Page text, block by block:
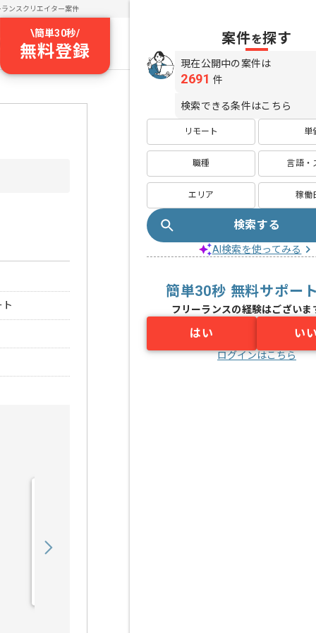
ランスクリエイター案件
\簡単30秒/
無料登録
案件を探す
現在公開中の案件は
2691 件
検索できる条件はこちら
リモート 単
職種 言語・
エリア 稼働
検索する
AI検索を使ってみる
簡単30秒 無料サポー
フリーランスの経験はございま
はい い
ログインはこちら